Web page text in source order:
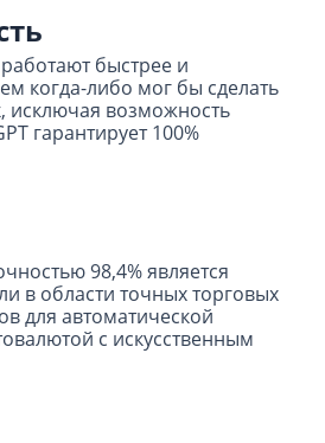
быстрее и
когда-либо мог бы сделать
исключая возможность
гарантирует 100%
98,4% является
в области точных торговых
для автоматической
с искусственным